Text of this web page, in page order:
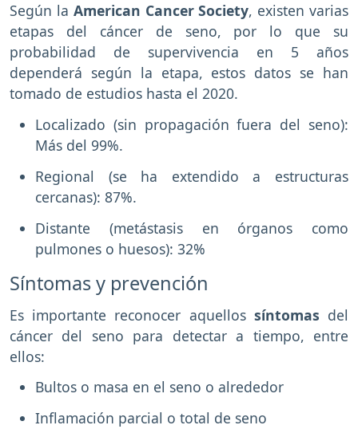
Según la American Cancer Society, existen varias
etapas del cáncer de seno, por lo que su
probabilidad de supervivencia en 5 años
dependerá según la etapa, estos datos se han
tomado de estudios hasta el 2020.
Localizado (sin propagación fuera del seno):
Más del 99%.
Regional (se ha extendido a estructuras
cercanas): 87%.
Distante (metástasis en órganos como
pulmones o huesos): 32%
Síntomas y prevención
Es importante reconocer aquellos síntomas del
cáncer del seno para detectar a tiempo, entre
ellos:
Bultos o masa en el seno o alrededor
Inflamación parcial o total de seno